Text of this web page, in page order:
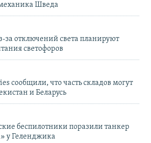
Шведа
за отключений света планируют
светофоров
сообщили, что часть складов могут
и Беларусь
беспилотники поразили танкер
у Геленджика